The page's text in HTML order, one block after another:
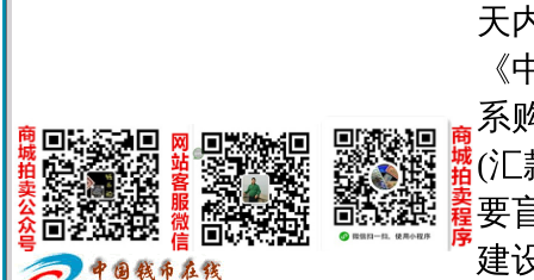
天
系
(汇
要
建